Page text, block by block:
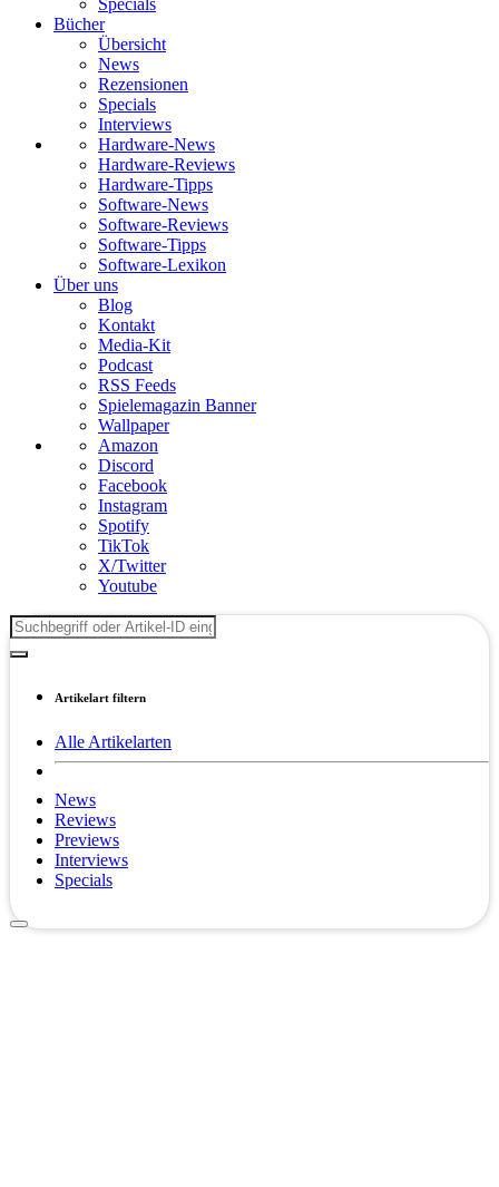
Specials
Bücher
Übersicht
News
Rezensionen
Specials
Interviews
Hardware-News
Hardware-Reviews
Hardware-Tipps
Software-News
Software-Reviews
Software-Tipps
Software-Lexikon
Über uns
Blog
Kontakt
Media-Kit
Podcast
RSS Feeds
Spielemagazin Banner
Wallpaper
Amazon
Discord
Facebook
Instagram
Spotify
TikTok
X/Twitter
Youtube
Artikelart filtern
Alle Artikelarten
News
Reviews
Previews
Interviews
Specials